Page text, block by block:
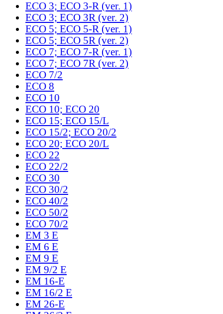
ECO 3; ECO 3-R (ver. 1)
ECO 3; ECO 3R (ver. 2)
ECO 5; ECO 5-R (ver. 1)
ECO 5; ECO 5R (ver. 2)
ECO 7; ECO 7-R (ver. 1)
ECO 7; ECO 7R (ver. 2)
ECO 7/2
ECO 8
ECO 10
ECO 10; ECO 20
ECO 15; ECO 15/L
ECO 15/2; ECO 20/2
ECO 20; ECO 20/L
ECO 22
ECO 22/2
ECO 30
ECO 30/2
ECO 40/2
ECO 50/2
ECO 70/2
EM 3 E
EM 6 E
EM 9 E
EM 9/2 E
EM 16-E
EM 16/2 E
EM 26-E